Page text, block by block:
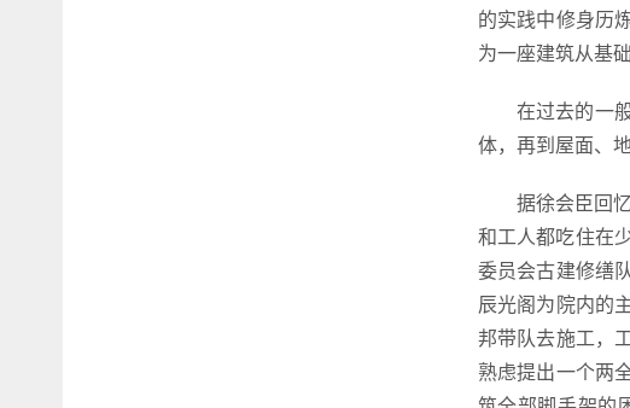
的实践中修身历
为一座建筑从基
在过去的一
体，再到屋面、
据徐会臣回
和工人都吃住在
委员会古建修缮
辰光阁为院内的
邦带队去施工，
熟虑提出一个两